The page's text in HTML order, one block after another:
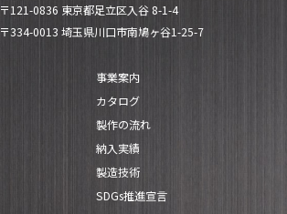
〒121-0836 東京都足立区入谷 8-1-4
〒334-0013 埼玉県川口市南鳩ヶ谷1-25-7
事業案内
カタログ
製作の流れ
納入実績
製造技術
SDGs推進宣言